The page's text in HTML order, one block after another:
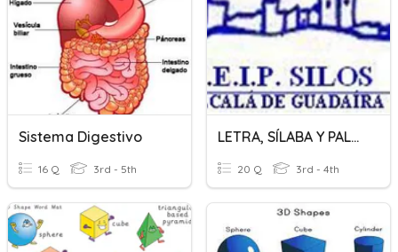
Sistema Digestivo
16 Q 3rd - 5th
LETRA, SÍLABA Y PALABRA 3º
20 Q 3rd - 4th